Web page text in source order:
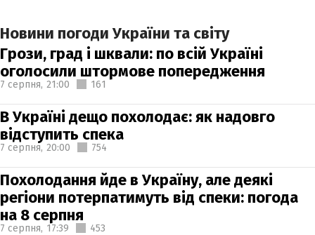
Новини погоди України та світу
Грози, град і шквали: по всій Україні
оголосили штормове попередження
7 серпня, 21:00 161
В Україні дещо похолодає: як надовго
відступить спека
7 серпня, 20:00 754
Похолодання йде в Україну, але деякі
регіони потерпатимуть від спеки: погода
на 8 серпня
7 серпня, 17:39 453